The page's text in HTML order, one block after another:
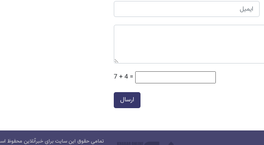
7 + 4 =
ارسال
تمامی حقوق این سایت برای خبرآنلاین محفوظ